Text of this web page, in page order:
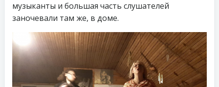
музыканты и большая часть слушателей
заночевали там же, в доме.